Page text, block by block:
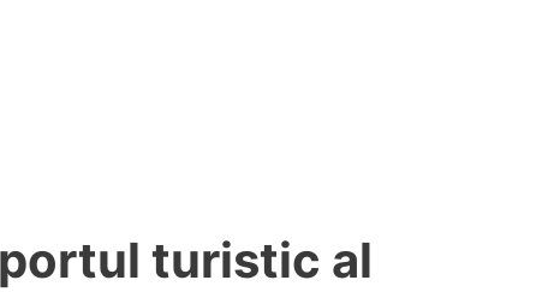
turistic al